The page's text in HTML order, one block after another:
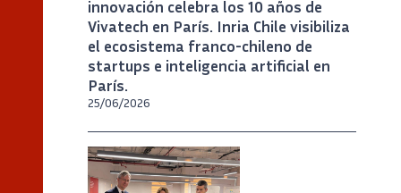
innovación celebra los 10 años de
Vivatech en París. Inria Chile visibiliza
el ecosistema franco-chileno de
startups e inteligencia artificial en
París.
25/06/2026
Crédito
Inria Chile/ Foto J. Allirot